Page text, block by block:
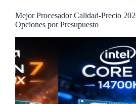
Mejor Procesador Calidad-Precio
Opciones por Presupuesto